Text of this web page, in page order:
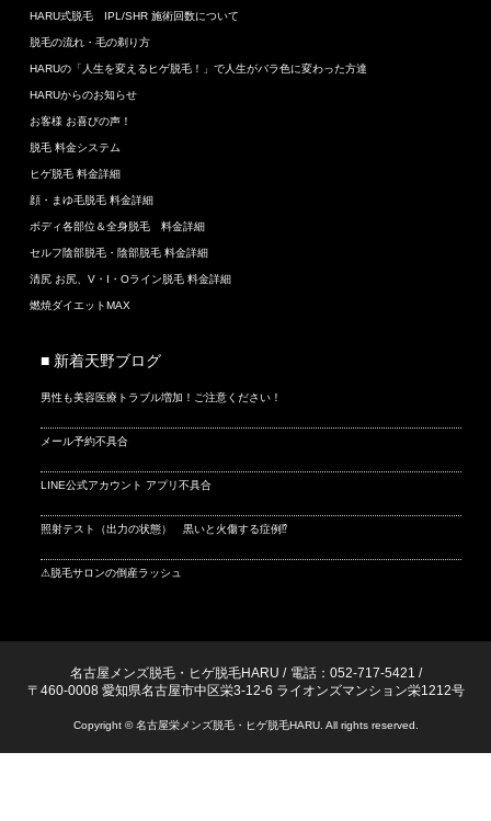
HARU式脱毛 IPL/SHR 施術回数について
脱毛の流れ・毛の剃り方
HARUの「人生を変えるヒゲ脱毛！」で人生がバラ色に変わった方達
HARUからのお知らせ
お客様 お喜びの声！
脱毛 料金システム
ヒゲ脱毛 料金詳細
顔・まゆ毛脱毛 料金詳細
ボディ各部位＆全身脱毛 料金詳細
セルフ陰部脱毛・陰部脱毛 料金詳細
清尻 お尻、V・I・Oライン脱毛 料金詳細
燃焼ダイエットMAX
■ 新着天野ブログ
男性も美容医療トラブル増加！ご注意ください！
メール予約不具合
LINE公式アカウント アプリ不具合
照射テスト（出力の状態） 黒いと火傷する症例⁉
⚠脱毛サロンの倒産ラッシュ
名古屋メンズ脱毛・ヒゲ脱毛HARU / 電話：052-717-5421 /
〒460-0008 愛知県名古屋市中区栄3-12-6 ライオンズマンション栄1212号
Copyright © 名古屋栄メンズ脱毛・ヒゲ脱毛HARU. All rights reserved.